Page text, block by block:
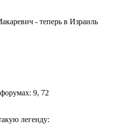
- теперь в Израиль
легенду: